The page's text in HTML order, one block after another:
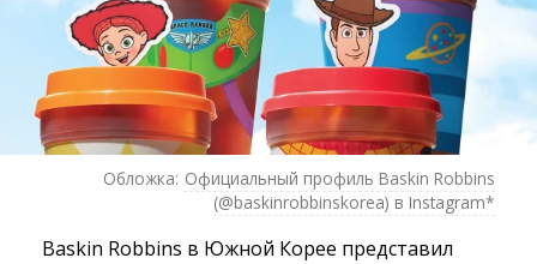
Обложка: Официальный профиль Baskin Robbins
(@baskinrobbinskorea) в Instagram*
Baskin Robbins в Южной Корее представил